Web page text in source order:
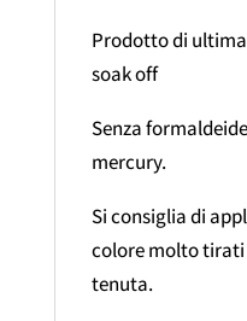
Prodotto di
soak off
Senza
mercury.
Si consiglia di
colore molto
tenuta.